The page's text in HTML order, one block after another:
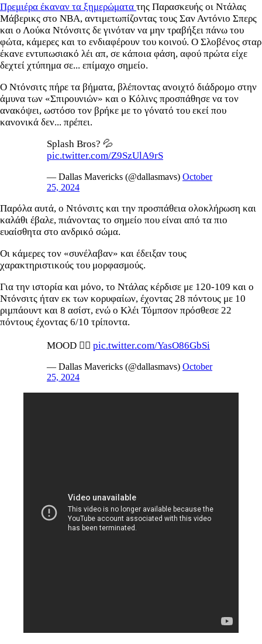
Πρεμιέρα έκαναν τα ξημερώματα της Παρασκευής οι Ντάλας
Μάβερικς στο ΝΒΑ, αντιμετωπίζοντας τους Σαν Αντόνιο Σπερς
και ο Λούκα Ντόνσιτς δε γινόταν να μην τραβήξει πάνω του
φώτα, κάμερες και το ενδιαφέρουν του κοινού. Ο Σλοβένος σταρ
έκανε εντυπωσιακό λέι απ, σε κάποια φάση, αφού πρώτα είχε
δεχτεί χτύπημα σε... επίμαχο σημείο.
Ο Ντόνσιτς πήρε τα βήματα, βλέποντας ανοιχτό διάδρομο στην
άμυνα των «Σπιρουνιών» και ο Κόλινς προσπάθησε να τον
ανακόψει, ωστόσο τον βρήκε με το γόνατό του εκεί που
κανονικά δεν... πρέπει.
Splash Bros? 💦
pic.twitter.com/Z9SzUlA9rS
— Dallas Mavericks (@dallasmavs) October
25, 2024
Παρόλα αυτά, ο Ντόνσιτς και την προσπάθεια ολοκλήρωση και
καλάθι έβαλε, πιάνοντας το σημείο που είναι από τα πιο
ευαίσθητα στο ανδρικό σώμα.
Οι κάμερες τον «συνέλαβαν» και έδειξαν τους
χαρακτηριστικούς του μορφασμούς.
Για την ιστορία και μόνο, το Ντάλας κέρδισε με 120-109 και ο
Ντόνσιτς ήταν εκ των κορυφαίων, έχοντας 28 πόντους με 10
ριμπάουντ και 8 ασίστ, ενώ ο Κλέι Τόμπσον πρόσθεσε 22
πόντους έχοντας 6/10 τρίποντα.
MOOD 🤷‍♂️ pic.twitter.com/YasO86GbSi
— Dallas Mavericks (@dallasmavs) October
25, 2024